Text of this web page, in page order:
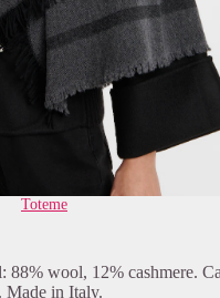
Toteme
88% wool, 12% cashmere.
Made in Italy.